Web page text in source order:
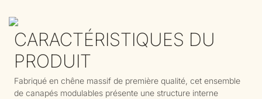
CARACTÉRISTIQUES DU
PRODUIT
Fabriqué en chêne massif de première qualité, cet ensemble
de canapés modulables présente une structure interne